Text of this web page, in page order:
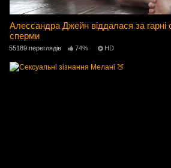
Алессандра Джейн віддалася за
сперми
55189 переглядів 74% HD